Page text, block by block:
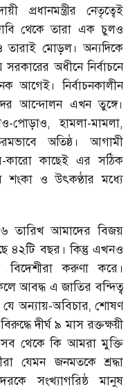
প্রধানমন্ত্রীর নেতৃত্বেই
থেকে তারা এক চুলও
তারাই মোড়ল। অন্যদিকে
অধীনে নির্বাচনে
আগেই। নির্বাচনকালীন
আন্দোলন এখন তুঙ্গে।
পোড়াও, হামলা-মামলা,
অতিষ্ঠ। আগামী
কারো কাছেই এর সঠিক
ও উৎকণ্ঠার মধ্যে
তারিখ আমাদের বিজয়
৪২টি বছর। কিন্তু এখনও
করুণা করে।
আবদ্ধ এ জাতির বন্দিত্ব
অন্যায়-অবিচার, শোষণ
দীর্ঘ ৯ মাস রক্তক্ষয়ী
থেকে কি আমরা মুক্তি
যেমন জনমতকে শ্রদ্ধা
সংখ্যাগরিষ্ঠ মানুষ